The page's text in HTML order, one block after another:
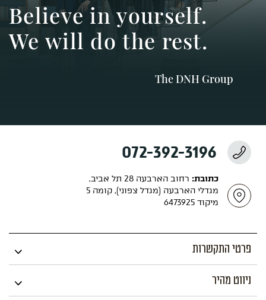
.Believe in yourself
.We will do the rest
The DNH Group
כתובת: רחוב הארבעה 28 תל אביב,
מגדלי הארבעה (מגדל צפוני), קומה 5
מיקוד 6473925
072-392-3196
פרטי התקשרות
ניווט מהיר